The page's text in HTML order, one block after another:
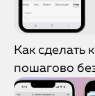
Как сделать
пошагово